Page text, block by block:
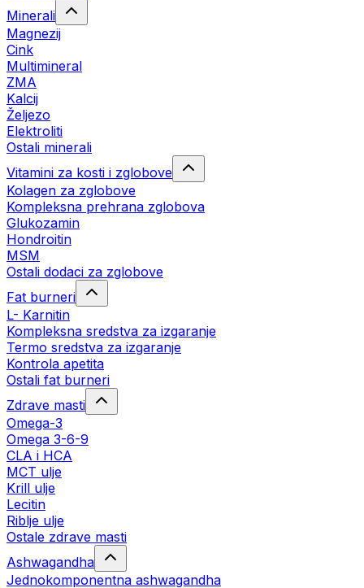
Minerali
Magnezij
Cink
Multimineral
ZMA
Kalcij
Željezo
Elektroliti
Ostali minerali
Vitamini za kosti i zglobove
Kolagen za zglobove
Kompleksna prehrana zglobova
Glukozamin
Hondroitin
MSM
Ostali dodaci za zglobove
Fat burneri
L- Karnitin
Kompleksna sredstva za izgaranje
Termo sredstva za izgaranje
Kontrola apetita
Ostali fat burneri
Zdrave masti
Omega-3
Omega 3-6-9
CLA i HCA
MCT ulje
Krill ulje
Lecitin
Riblje ulje
Ostale zdrave masti
Ashwagandha
Jednokomponentna ashwagandha